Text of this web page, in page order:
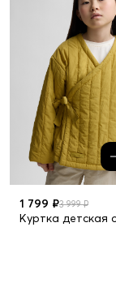
1 799 ₽3 999 ₽
Куртка детская